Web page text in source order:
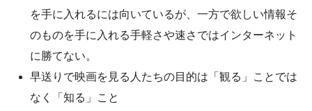
を手に入れるには向いているが、一方で欲しい情報そ
のものを手に入れる手軽さや速さではインターネット
に勝てない。
早送りで映画を見る人たちの目的は「観る」ことでは
なく「知る」こと